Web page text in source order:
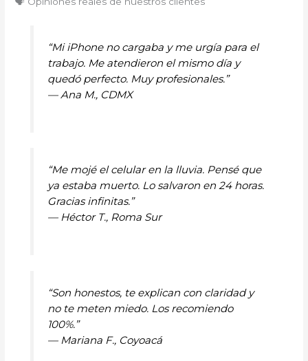
“Mi iPhone no cargaba y me urgía para el
trabajo. Me atendieron el mismo día y
quedó perfecto. Muy profesionales.”
— Ana M., CDMX
“Me mojé el celular en la lluvia. Pensé que
ya estaba muerto. Lo salvaron en 24 horas.
Gracias infinitas.”
— Héctor T., Roma Sur
“Son honestos, te explican con claridad y
no te meten miedo. Los recomiendo
100%.”
— Mariana F., Coyoacá